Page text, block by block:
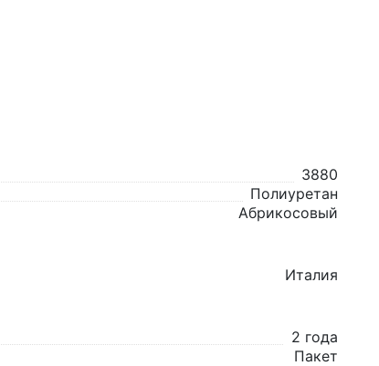
3880
Полиуретан
Абрикосовый
Италия
2 года
Пакет